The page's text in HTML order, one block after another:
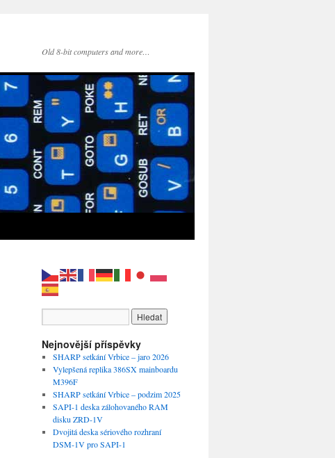
Old 8-bit computers and more…
Nejnovější příspěvky
SHARP setkání Vrbice – jaro 2026
Vylepšená replika 386SX mainboardu
M396F
SHARP setkání Vrbice – podzim 2025
SAPI-1 deska zálohovaného RAM
disku ZRD-1V
Dvojitá deska sériového rozhraní
DSM-1V pro SAPI-1